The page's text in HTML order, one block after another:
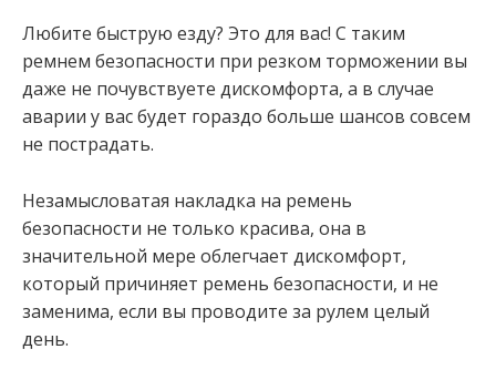
Любите быструю езду? Это для вас! С таким
ремнем безопасности при резком торможении вы
даже не почувствуете дискомфорта, а в случае
аварии у вас будет гораздо больше шансов совсем
не пострадать.
Незамысловатая накладка на ремень
безопасности не только красива, она в
значительной мере облегчает дискомфорт,
который причиняет ремень безопасности, и не
заменима, если вы проводите за рулем целый
день.